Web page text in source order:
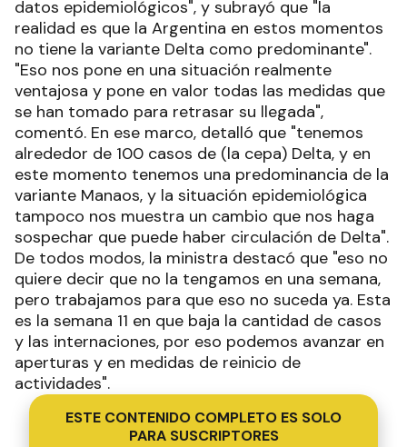
datos epidemiológicos", y subrayó que "la
realidad es que la Argentina en estos momentos
no tiene la variante Delta como predominante".
"Eso nos pone en una situación realmente
ventajosa y pone en valor todas las medidas que
se han tomado para retrasar su llegada",
comentó. En ese marco, detalló que "tenemos
alrededor de 100 casos de (la cepa) Delta, y en
este momento tenemos una predominancia de la
variante Manaos, y la situación epidemiológica
tampoco nos muestra un cambio que nos haga
sospechar que puede haber circulación de Delta".
De todos modos, la ministra destacó que "eso no
quiere decir que no la tengamos en una semana,
pero trabajamos para que eso no suceda ya. Esta
es la semana 11 en que baja la cantidad de casos
y las internaciones, por eso podemos avanzar en
aperturas y en medidas de reinicio de
actividades".
ESTE CONTENIDO COMPLETO ES SOLO
PARA SUSCRIPTORES